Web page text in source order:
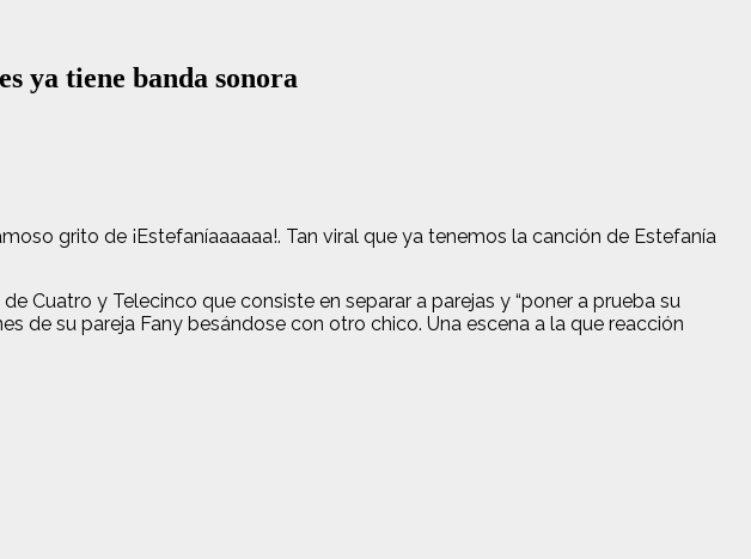
ya tiene banda sonora
grito de ¡Estefaníaaaaaa!. Tan viral que ya tenemos la canción de Estefanía
Cuatro y Telecinco que consiste en separar a parejas y “poner a prueba su
de su pareja Fany besándose con otro chico. Una escena a la que reacción